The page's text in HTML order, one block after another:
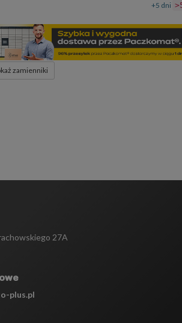
+5 dni
zamienniki
27A
plus.pl